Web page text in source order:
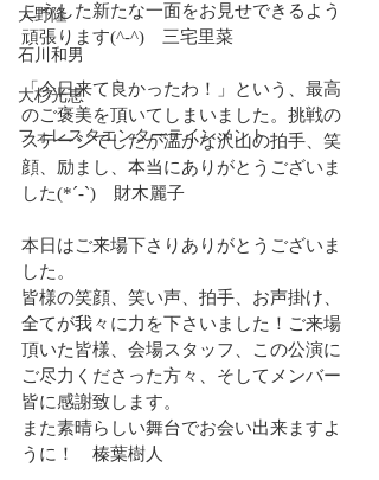
大野隆
石川和男
大杉光恵
フォレスタエンターテインメント
こうした新たな一面をお見せできるよう
頑張ります(^-^)　三宅里菜
「今日来て良かったわ！」という、最高
のご褒美を頂いてしまいました。挑戦の
ステージでしたが温かな沢山の拍手、笑
顔、励まし、本当にありがとうございま
した(*´-`)　財木麗子
本日はご来場下さりありがとうございま
した。
皆様の笑顔、笑い声、拍手、お声掛け、
全てが我々に力を下さいました！ご来場
頂いた皆様、会場スタッフ、この公演に
ご尽力くださった方々、そしてメンバー
皆に感謝致します。
また素晴らしい舞台でお会い出来ますよ
うに！　榛葉樹人